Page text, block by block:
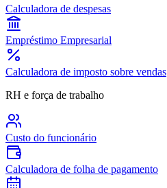
Calculadora de despesas
Empréstimo Empresarial
Calculadora de imposto sobre vendas
RH e força de trabalho
Custo do funcionário
Calculadora de folha de pagamento